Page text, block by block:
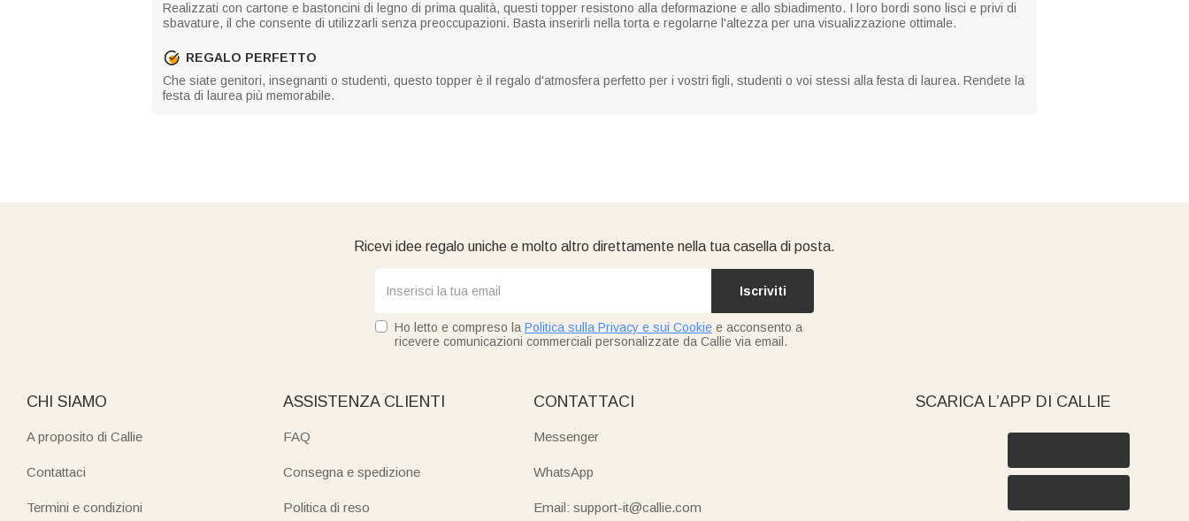
Realizzati con cartone e bastoncini di legno di prima qualità, questi topper resistono alla deformazione e allo sbiadimento. I loro bordi sono lisci e privi di
sbavature, il che consente di utilizzarli senza preoccupazioni. Basta inserirli nella torta e regolarne l'altezza per una visualizzazione ottimale.
REGALO PERFETTO
Che siate genitori, insegnanti o studenti, questo topper è il regalo d'atmosfera perfetto per i vostri figli, studenti o voi stessi alla festa di laurea. Rendete la
festa di laurea più memorabile.
Ricevi idee regalo uniche e molto altro direttamente nella tua casella di posta.
Iscriviti
Ho letto e compreso la Politica sulla Privacy e sui Cookie e acconsento a
ricevere comunicazioni commerciali personalizzate da Callie via email.
CHI SIAMO
A proposito di Callie
Contattaci
Termini e condizioni
ASSISTENZA CLIENTI
FAQ
Consegna e spedizione
Politica di reso
CONTATTACI
Messenger
WhatsApp
Email: support-it@callie.com
SCARICA L’APP DI CALLIE